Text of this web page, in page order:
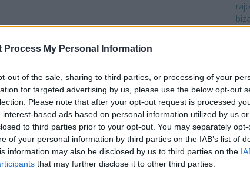
Process My Personal Information
out of the sale, sharing to third parties, or processing of your
for targeted advertising by us, please use the below opt-out
Please note that after your opt-out request is processed
interest-based ads based on personal information utilized by us
to third parties prior to your opt-out. You may separately
of your personal information by third parties on the IAB’s list of
information may also be disclosed by us to third parties on the
that may further disclose it to other third parties.
nők